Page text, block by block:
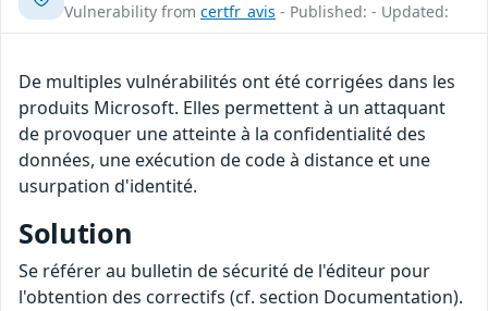
Vulnerability from certfr_avis - Published: - Updated:
De multiples vulnérabilités ont été corrigées dans les
produits Microsoft. Elles permettent à un attaquant
de provoquer une atteinte à la confidentialité des
données, une exécution de code à distance et une
usurpation d'identité.
Solution
Se référer au bulletin de sécurité de l'éditeur pour
l'obtention des correctifs (cf. section Documentation).